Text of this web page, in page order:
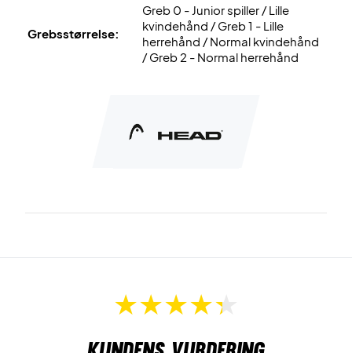
Grebsstørrelse:
Greb 0 - Junior spiller / Lille
kvindehånd / Greb 1 - Lille
herrehånd / Normal kvindehånd
/ Greb 2 - Normal herrehånd